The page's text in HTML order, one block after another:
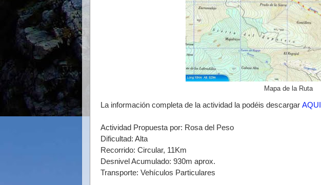
Mapa de la Ruta
La información completa de la actividad la podéis descargar AQUI
Actividad Propuesta por: Rosa del Peso
Dificultad: Alta
Recorrido: Circular, 11Km
Desnivel Acumulado: 930m aprox.
Transporte: Vehículos Particulares